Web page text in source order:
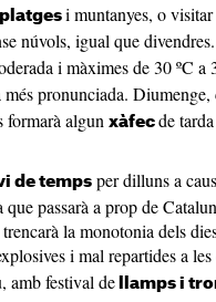
platges i muntanyes, o
núvols, igual que
i màximes de 30 ºC a
més pronunciada.
formarà algun xàfec de
de temps per dilluns a
que passarà a prop de
la monotonia dels
i mal repartides a
amb festival de llamps i